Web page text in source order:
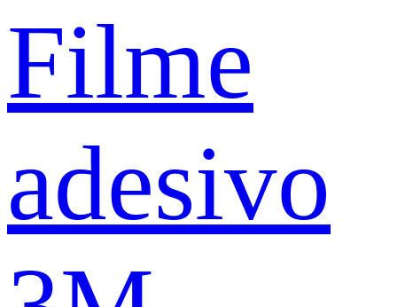
Filme
adesivo